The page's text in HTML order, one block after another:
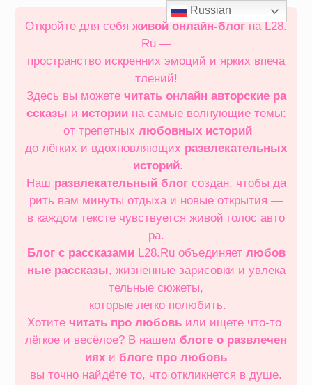
Откройте для себя живой онлайн‑блогна L28.
Ru —
пространство искренних эмоций и ярких впеча
тлений!
Здесь вы можете читать онлайн авторские ра
ссказы и историина самые волнующие темы:
от трепетных любовных историй
до лёгких и вдохновляющих развлекательных
историй.
Наш развлекательный блогсоздан, чтобы да
рить вам минуты отдыха и новые открытия —
в каждом тексте чувствуется живой голос авто
ра.
Блог с рассказамиL28.Ru объединяет любов
ные рассказы, жизненные зарисовки и увлека
тельные сюжеты,
которые легко полюбить.
Хотите читать про любовь или ищете что‑то
лёгкое и весёлое? В нашем блоге о развлечен
иях и блоге про любовь
вы точно найдёте то, что откликнется в душе.
Russian